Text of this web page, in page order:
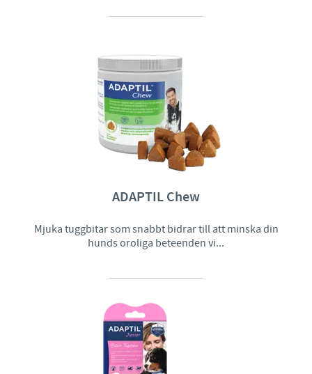
ADAPTIL Chew
Mjuka tuggbitar som snabbt bidrar till att minska din
hunds oroliga beteenden vi...